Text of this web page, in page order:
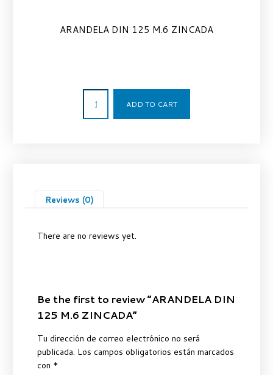
ARANDELA DIN 125 M.6 ZINCADA
ADD TO CART
Reviews (0)
There are no reviews yet.
Be the first to review “ARANDELA DIN
125 M.6 ZINCADA”
Tu dirección de correo electrónico no será
publicada. Los campos obligatorios están marcados
con *